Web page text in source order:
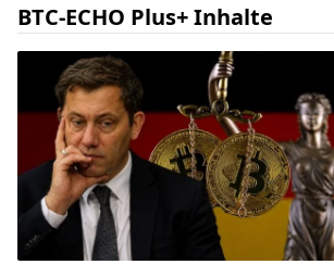
BTC-ECHO Plus+ Inhalte